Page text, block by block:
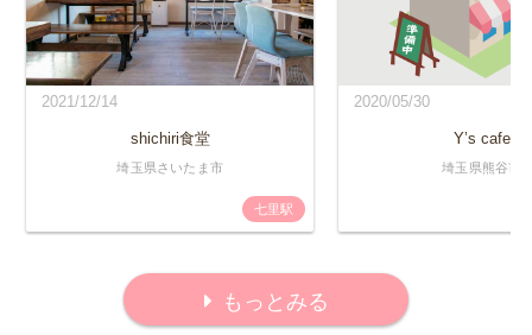
2021/12/14
shichiri食堂
埼玉県さいたま市
七里駅
2020/05/30
Y’s cafe
埼玉県熊谷市
もっとみる